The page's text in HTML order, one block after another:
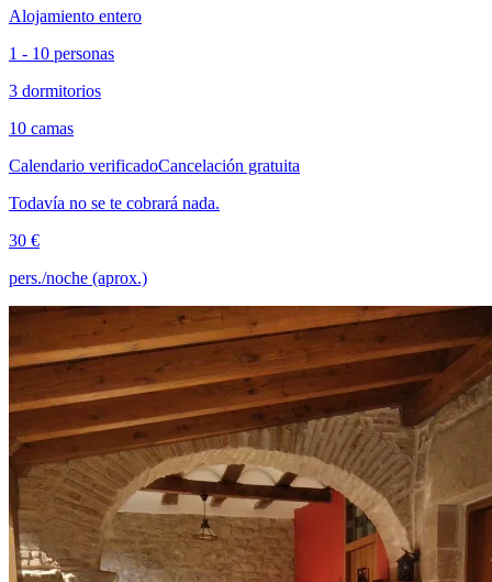
Alojamiento entero
1 - 10 personas
3 dormitorios
10 camas
Calendario verificadoCancelación gratuita
Todavía no se te cobrará nada.
30 €
pers./noche (aprox.)